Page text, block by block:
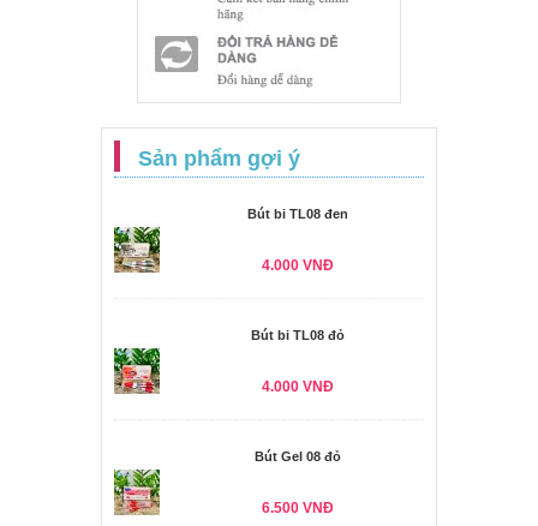
Sản phẩm gợi ý
Bút bi TL08 đen
4.000 VNĐ
Bút bi TL08 đỏ
4.000 VNĐ
Bút Gel 08 đỏ
6.500 VNĐ